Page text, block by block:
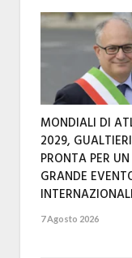
MONDIALI DI
2029,
PRONTA PER
GRANDE
7 Agosto 2026